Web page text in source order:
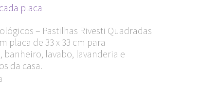
35,90.
cada placa
– Pastilhas Rivesti Quadradas
placa de 33 x 33 cm para
banheiro, lavabo, lavanderia e
da casa.